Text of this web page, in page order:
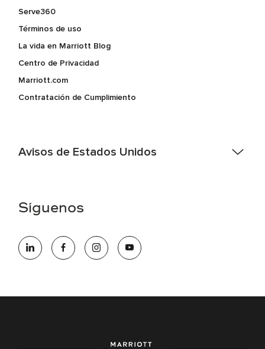
Serve360
Términos de uso
La vida en Marriott Blog
Centro de Privacidad
Marriott.com
Contratación de Cumplimiento
Avisos de Estados Unidos
electrónico hqaffirmativeaction@marriott.com
oportunidades que se compromete a contratar una fuerza
de trabajo diversa y a mantener una cultura inclusiva.
Derecho a trabajar inglés/español
Síguenos